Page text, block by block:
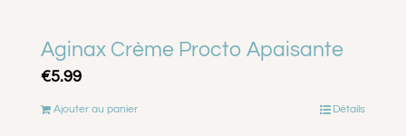
Aginax Crème Procto Apaisante
€5.99
Ajouter au panier Détails